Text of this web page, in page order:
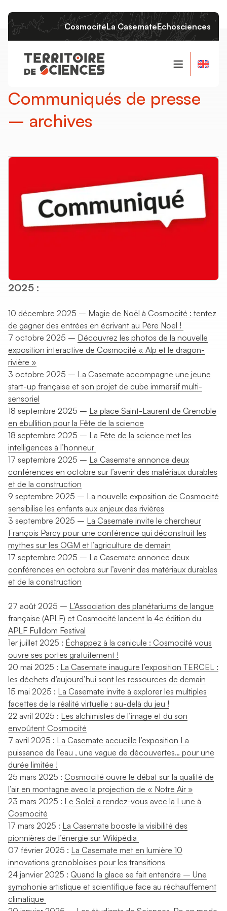
CosmocitéLa CasemateEchosciences
Le projet
Presse
Acteur CSTI
Communiqués de presse
– archives
2025 :
10 décembre 2025 – Magie de Noël à Cosmocité : tentez
de gagner des entrées en écrivant au Père Noël !
7 octobre 2025 – Découvrez les photos de la nouvelle
exposition interactive de Cosmocité « Alp et le dragon-
rivière »
3 octobre 2025 – La Casemate accompagne une jeune
start-up française et son projet de cube immersif multi-
sensoriel
18 septembre 2025 – La place Saint-Laurent de Grenoble
en ébullition pour la Fête de la science
18 septembre 2025 – La Fête de la science met les
intelligences à l’honneur
17 septembre 2025 – La Casemate annonce deux
conférences en octobre sur l’avenir des matériaux durables
et de la construction
9 septembre 2025 – La nouvelle exposition de Cosmocité
sensibilise les enfants aux enjeux des rivières
3 septembre 2025 – La Casemate invite le chercheur
François Parcy pour une conférence qui déconstruit les
mythes sur les OGM et l’agriculture de demain
17 septembre 2025 – La Casemate annonce deux
conférences en octobre sur l’avenir des matériaux durables
et de la construction
27 août 2025 – L’Association des planétariums de langue
française (APLF) et Cosmocité lancent la 4e édition du
APLF Fulldom Festival
1er juillet 2025 : Échappez à la canicule : Cosmocité vous
ouvre ses portes gratuitement !
20 mai 2025 : La Casemate inaugure l’exposition TERCEL :
les déchets d’aujourd’hui sont les ressources de demain
15 mai 2025 : La Casemate invite à explorer les multiples
facettes de la réalité virtuelle : au-delà du jeu !
22 avril 2025 : Les alchimistes de l’image et du son
envoûtent Cosmocité
7 avril 2025 : La Casemate accueille l’exposition La
puissance de l’eau , une vague de découvertes… pour une
durée limitée !
25 mars 2025 : Cosmocité ouvre le débat sur la qualité de
l’air en montagne avec la projection de « Notre Air »
23 mars 2025 : Le Soleil a rendez-vous avec la Lune à
Cosmocité
17 mars 2025 : La Casemate booste la visibilité des
pionnières de l’énergie sur Wikipédia
07 février 2025 : La Casemate met en lumière 10
innovations grenobloises pour les transitions
24 janvier 2025 : Quand la glace se fait entendre – Une
symphonie artistique et scientifique face au réchauffement
climatique